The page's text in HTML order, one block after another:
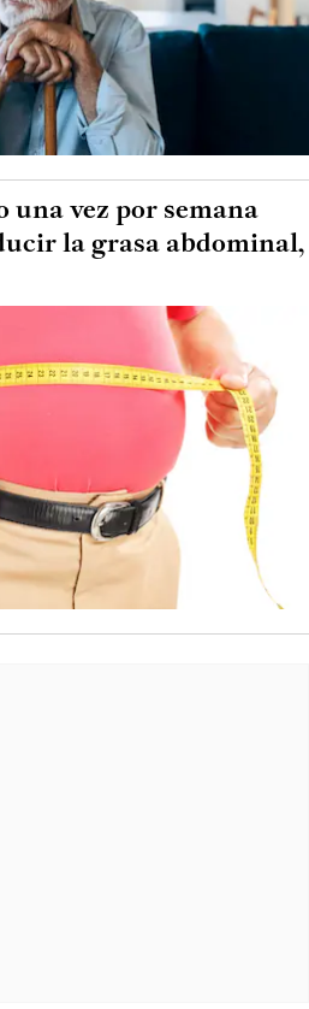
una vez por semana
la grasa abdominal,